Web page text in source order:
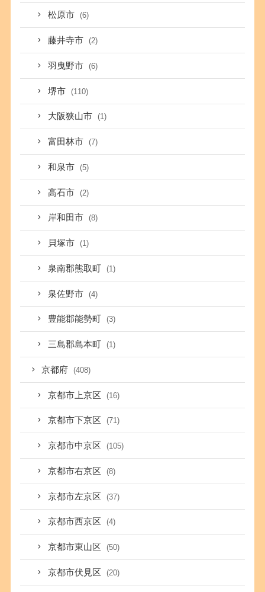
松原市 (6)
藤井寺市 (2)
羽曳野市 (6)
堺市 (110)
大阪狭山市 (1)
富田林市 (7)
和泉市 (5)
高石市 (2)
岸和田市 (8)
貝塚市 (1)
泉南郡熊取町 (1)
泉佐野市 (4)
豊能郡能勢町 (3)
三島郡島本町 (1)
京都府 (408)
京都市上京区 (16)
京都市下京区 (71)
京都市中京区 (105)
京都市右京区 (8)
京都市左京区 (37)
京都市西京区 (4)
京都市東山区 (50)
京都市伏見区 (20)